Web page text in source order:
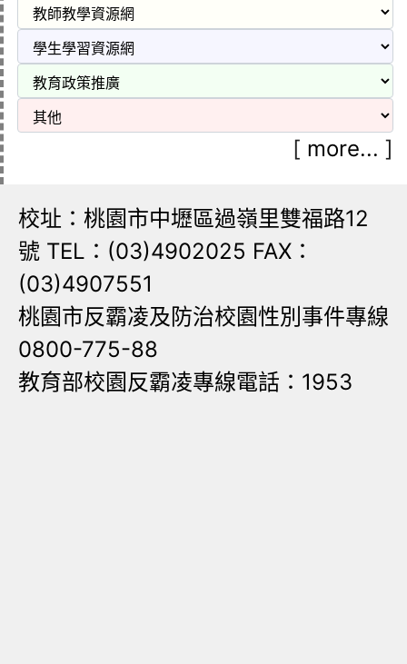
[ more... ]
校址：桃園市中壢區過嶺里雙福路12
號 TEL：(03)4902025 FAX：
(03)4907551
桃園市反霸凌及防治校園性別事件專線
0800-775-88
教育部校園反霸凌專線電話：1953